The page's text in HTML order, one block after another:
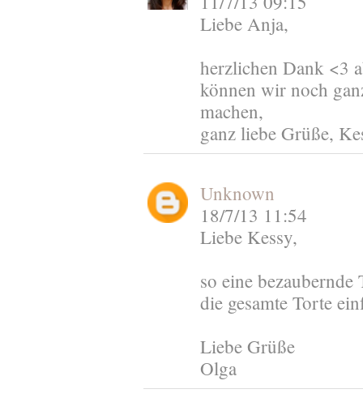
Liebe Anja,
herzlichen Dank <3
können wir noch
machen,
ganz liebe Grüße,
Unknown
18/7/13 11:54
Liebe Kessy,
so eine
die gesamte Torte
Liebe Grüße
Olga